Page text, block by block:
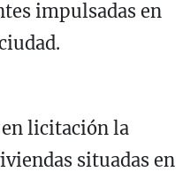
impulsadas en
licitación la
situadas en